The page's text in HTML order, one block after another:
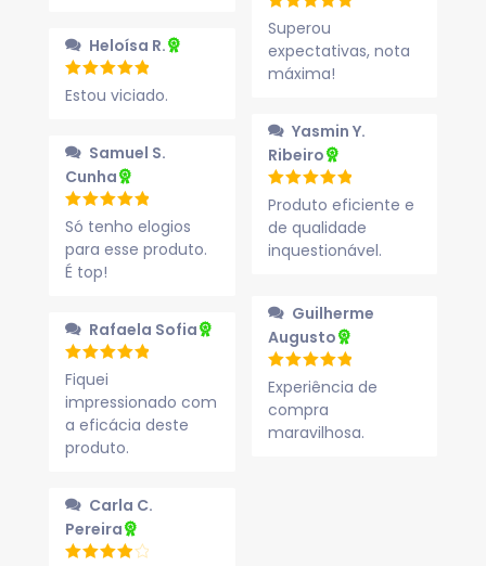
Heloísa R.
Estou viciado.
Cunha
Só tenho elogios
para esse produto.
É top!
Rafaela Sofia
Fiquei
impressionado com
a eficácia deste
produto.
Pereira
Superou
expectativas, nota
máxima!
Ribeiro
Produto eficiente e
de qualidade
inquestionável.
Augusto
Experiência de
compra
maravilhosa.